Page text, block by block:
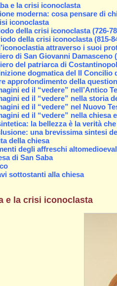
e la crisi iconoclasta
moderna: cosa pensare di
iconoclasta
della crisi iconoclasta (726-
della crisi iconoclasta (815-
attraverso i suoi
di San Giovanni Damasceno
del patriarca di
dogmatica del II Concilio
approfondimento della
ed il “vedere” nell’Antico
ed il “vedere” nella storia
ed il “vedere” nel Nuovo
ed il “vedere” nella chiesa
la bellezza è la verità
una brevissima sintesi
della chiesa
degli affreschi
di San Saba
sottostanti alla chiesa
e la crisi iconoclasta